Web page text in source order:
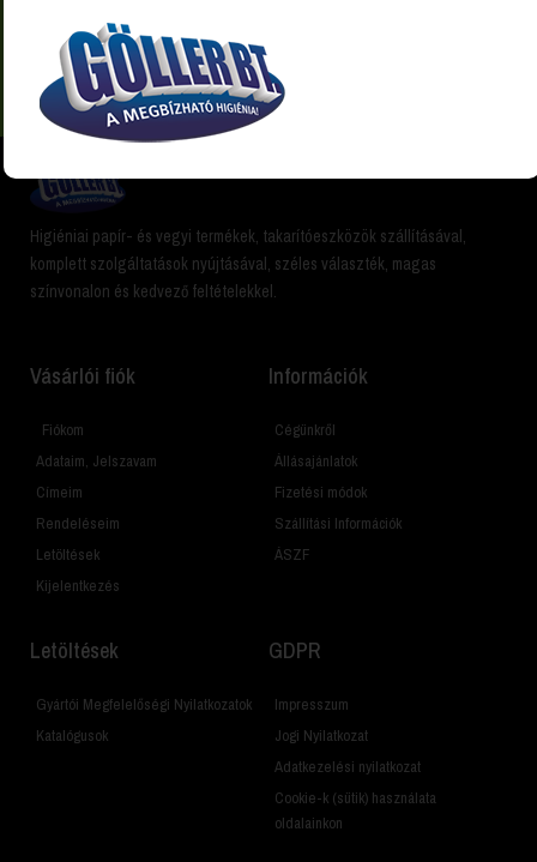
Nem találsz valamit? Hívj és segítünk Hétfőtől -
péntekig 8:00 -17:00 +36 20 223 8470
Higiéniai papír- és vegyi termékek, takarítóeszközök szállításával,
komplett szolgáltatások nyújtásával, széles választék, magas
színvonalon és kedvező feltételekkel.
Vásárlói fiók
Fiókom
Adataim, Jelszavam
Címeim
Rendeléseim
Letöltések
Kijelentkezés
Információk
Cégünkről
Állásajánlatok
Fizetési módok
Szállítási Információk
ÁSZF
Letöltések
Gyártói Megfelelőségi Nyilatkozatok
Katalógusok
GDPR
Impresszum
Jogi Nyilatkozat
Adatkezelési nyilatkozat
Cookie-k (sütik) használata
oldalainkon